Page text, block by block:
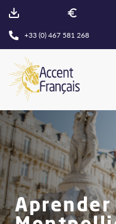
+33 (0) 467 581 268